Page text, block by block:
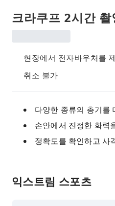
크라쿠프 2시간 촬
현장에서 전자바우처를
취소 불가
다양한 종류의 총기를
손안에서 진정한 화력
정확도를 확인하고 사
익스트림 스포츠